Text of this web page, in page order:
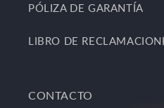
PÓLIZA DE GARANTÍA
LIBRO DE
CONTACTO